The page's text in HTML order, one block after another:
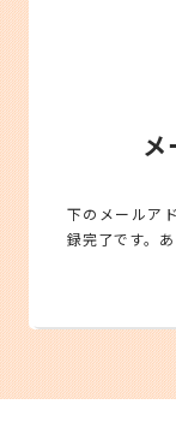
下のメールア
録完了です。